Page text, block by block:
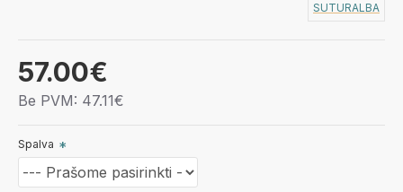
57.00€
Be PVM: 47.11€
SUTURALBA
Spalva